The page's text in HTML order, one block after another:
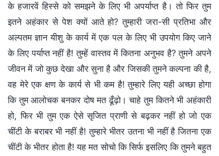
के हजारवें हिस्से को समझने के लिए भी अपर्याप्त है। तो फिर तुम
इतने अहंकार से पेश क्यों आते हो? तुम्हारी जरा-सी प्रतिभा और
अल्पतम ज्ञान यीशु के कार्य में एक पल के लिए भी उपयोग किए जाने
के लिए पर्याप्त नहीं है! तुम्हें वास्तव में कितना अनुभव है? तुमने अपने
जीवन में जो कुछ देखा और सुना है और जिसकी तुमने कल्पना की है,
वह मेरे एक क्षण के कार्य से भी कम है! तुम्हारे लिए यही अच्छा होगा
कि तुम आलोचक बनकर दोष मत ढूँढ़ो। चाहे तुम कितने भी अहंकारी
हो, फिर भी तुम एक ऐसे सृजित प्राणी से बढ़कर नहीं हो जो एक
चींटी के बराबर भी नहीं है! तुम्हारे भीतर उतना भी नहीं है जितना एक
चींटी के भीतर होता है! यह मत सोचो कि सिर्फ इसलिए कि तुमने बहुत